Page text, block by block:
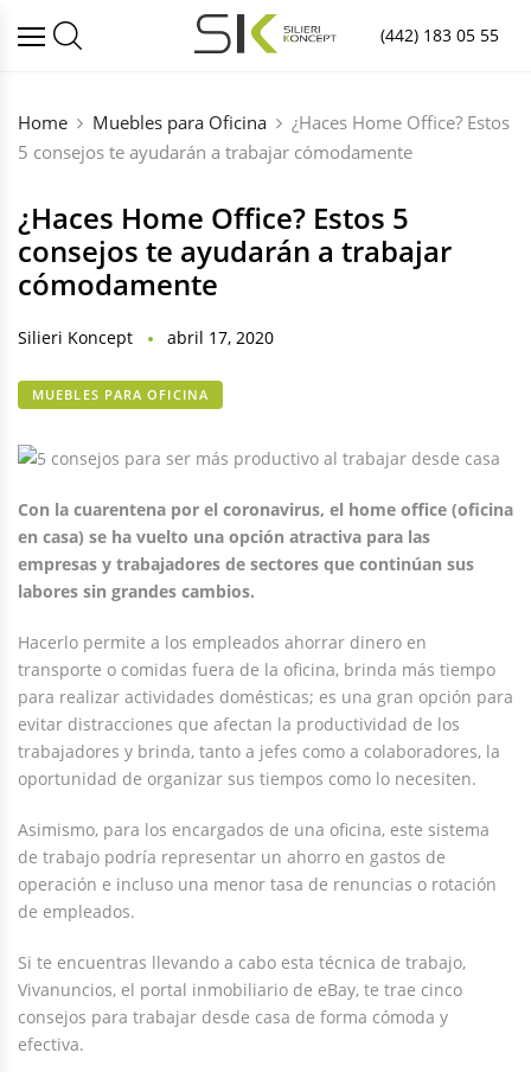
(442) 183 05 55
Home Muebles para Oficina
¿Haces Home Office? Estos
5 consejos te ayudarán a trabajar cómodamente
¿Haces Home Office? Estos 5
consejos te ayudarán a trabajar
cómodamente
Silieri Koncept abril 17, 2020
MUEBLES PARA OFICINA
Con la cuarentena por el coronavirus, el home office (oficina
en casa) se ha vuelto una opción atractiva para las
empresas y trabajadores de sectores que continúan sus
labores sin grandes cambios.
Hacerlo permite a los empleados ahorrar dinero en
transporte o comidas fuera de la oficina, brinda más tiempo
para realizar actividades domésticas; es una gran opción para
evitar distracciones que afectan la productividad de los
trabajadores y brinda, tanto a jefes como a colaboradores, la
oportunidad de organizar sus tiempos como lo necesiten.
Asimismo, para los encargados de una oficina, este sistema
de trabajo podría representar un ahorro en gastos de
operación e incluso una menor tasa de renuncias o rotación
de empleados.
Si te encuentras llevando a cabo esta técnica de trabajo,
Vivanuncios, el portal inmobiliario de eBay, te trae cinco
consejos para trabajar desde casa de forma cómoda y
efectiva.